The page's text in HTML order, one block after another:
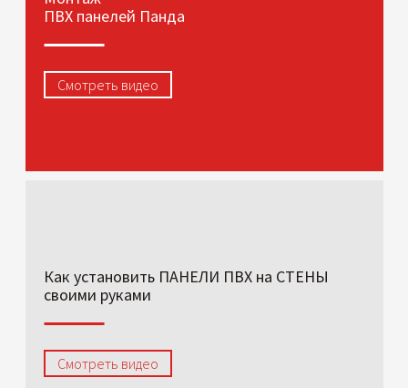
ПВХ панелей Панда
Смотреть видео
Как установить ПАНЕЛИ ПВХ на СТЕНЫ
своими руками
Смотреть видео